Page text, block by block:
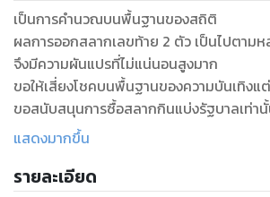
เป็นการคำนวณบนพื้นฐานของสถิติ
ผลการออกสลากเลขท้าย 2 ตัว เป็นไปตาม
จึงมีความผันแปรที่ไม่แน่นอนสูงมาก
ขอให้เสี่ยงโชคบนพื้นฐานของความบันเทิง
ขอสนับสนุนการซื้อสลากกินแบ่งรัฐบาลเท่า
แสดงมากขึ้น
รายละเอียด